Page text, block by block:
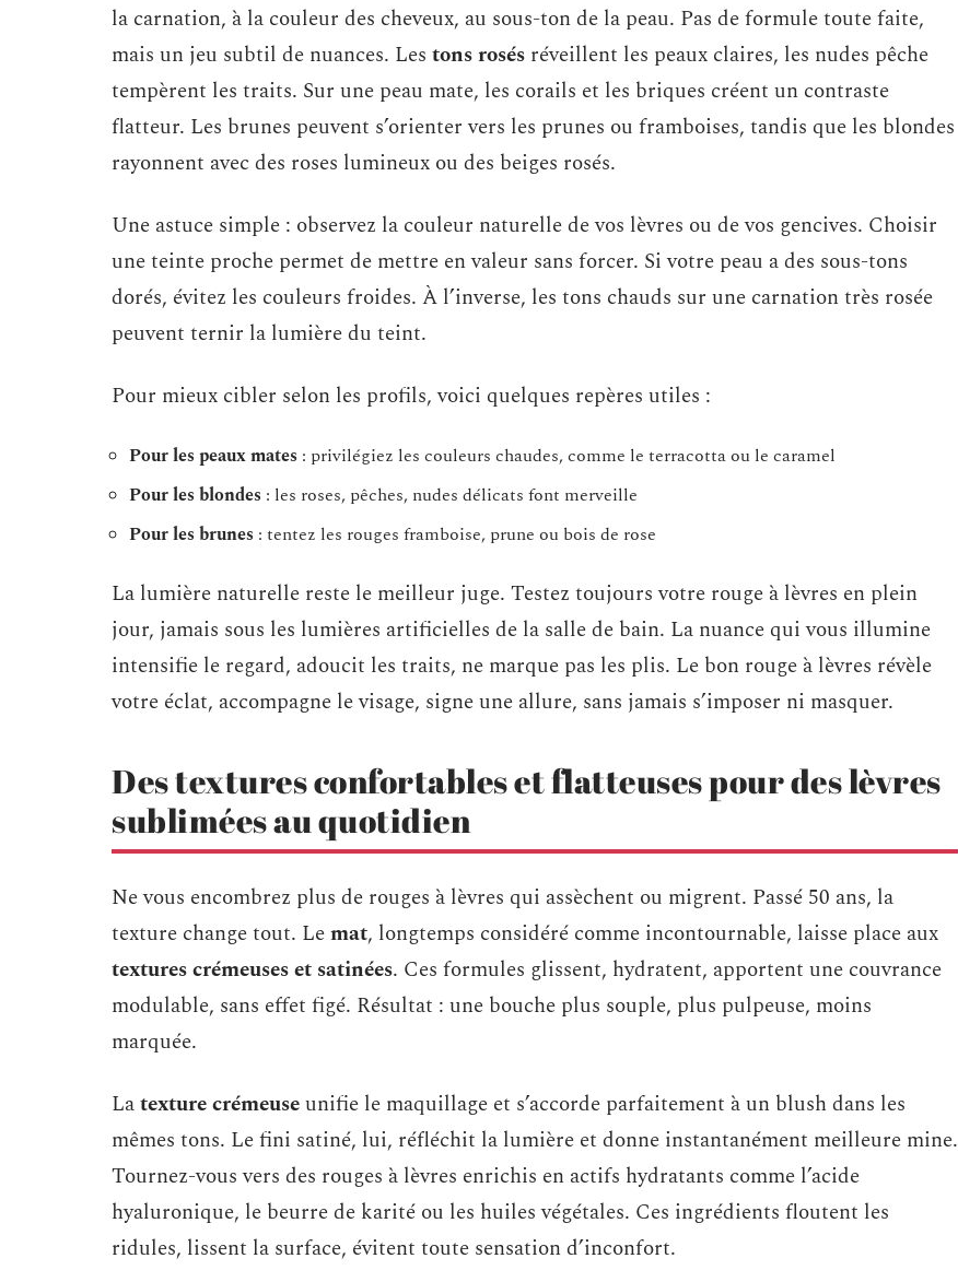
la carnation, à la couleur des cheveux, au sous-ton de la peau. Pas de formule toute faite,
mais un jeu subtil de nuances. Les tons rosés réveillent les peaux claires, les nudes pêche
tempèrent les traits. Sur une peau mate, les corails et les briques créent un contraste
flatteur. Les brunes peuvent s’orienter vers les prunes ou framboises, tandis que les blondes
rayonnent avec des roses lumineux ou des beiges rosés.
Une astuce simple : observez la couleur naturelle de vos lèvres ou de vos gencives. Choisir
une teinte proche permet de mettre en valeur sans forcer. Si votre peau a des sous-tons
dorés, évitez les couleurs froides. À l’inverse, les tons chauds sur une carnation très rosée
peuvent ternir la lumière du teint.
Pour mieux cibler selon les profils, voici quelques repères utiles :
Pour les peaux mates : privilégiez les couleurs chaudes, comme le terracotta ou le caramel
Pour les blondes : les roses, pêches, nudes délicats font merveille
Pour les brunes : tentez les rouges framboise, prune ou bois de rose
La lumière naturelle reste le meilleur juge. Testez toujours votre rouge à lèvres en plein
jour, jamais sous les lumières artificielles de la salle de bain. La nuance qui vous illumine
intensifie le regard, adoucit les traits, ne marque pas les plis. Le bon rouge à lèvres révèle
votre éclat, accompagne le visage, signe une allure, sans jamais s’imposer ni masquer.
Des textures confortables et flatteuses pour des lèvres
sublimées au quotidien
Ne vous encombrez plus de rouges à lèvres qui assèchent ou migrent. Passé 50 ans, la
texture change tout. Lemat, longtemps considéré comme incontournable, laisse place aux
textures crémeuses et satinées. Ces formules glissent, hydratent, apportent une couvrance
modulable, sans effet figé. Résultat : une bouche plus souple, plus pulpeuse, moins
marquée.
Latexture crémeuseunifie le maquillage et s’accorde parfaitement à un blush dans les
mêmes tons. Le fini satiné, lui, réfléchit la lumière et donne instantanément meilleure mine.
Tournez-vous vers des rouges à lèvres enrichis en actifs hydratants comme l’acide
hyaluronique, le beurre de karité ou les huiles végétales. Ces ingrédients floutent les
ridules, lissent la surface, évitent toute sensation d’inconfort.